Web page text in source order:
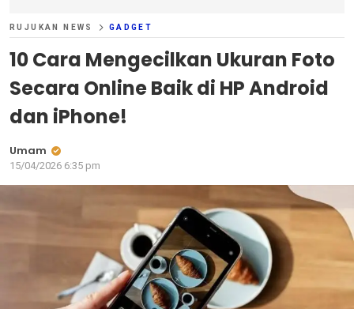
RUJUKAN NEWS GADGET
10 Cara Mengecilkan Ukuran Foto
Secara Online Baik di HP Android
dan iPhone!
Umam
15/04/2026 6:35 pm